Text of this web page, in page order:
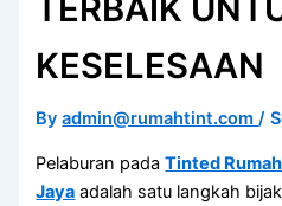
TERBAIK
KESELESAAN
Byadmin@rumahtint.com/
Pelaburan padaTinted
Jaya adalah satu langkah